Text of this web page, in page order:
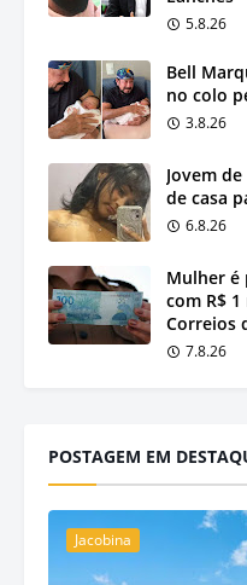
5.8.26
Bell
no colo
3.8.26
Jovem
de casa
6.8.26
Mulher é
com R$
Correios
7.8.26
POSTAGEM EM
Jacobina